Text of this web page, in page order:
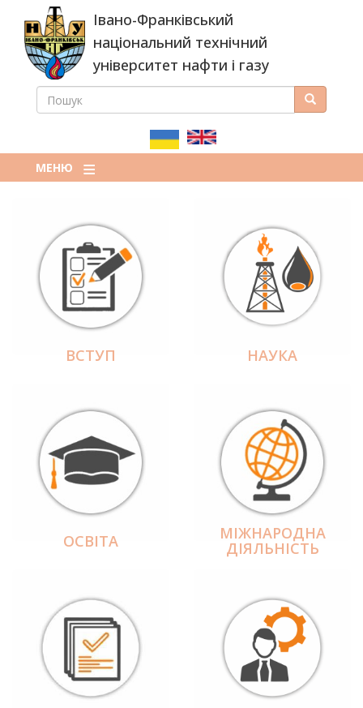
основного
вмісту
Івано-Франківський
національний технічний
університет нафти і газу
ПОШУКОВА
ПОШУК Пошук
МЕНЮ
ВСТУП НАУКА
ОСВІТА МІЖНАРОДНА
ДІЯЛЬНІCТЬ